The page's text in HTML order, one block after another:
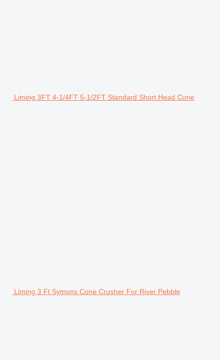
Liming 3FT 4-1/4FT 5-1/2FT Standard Short Head Cone
Liming 3 Ft Symons Cone Crusher For River Pebble